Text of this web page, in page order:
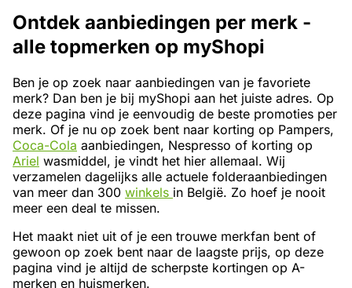
Ontdek aanbiedingen per merk -
alle topmerken op myShopi
Ben je op zoek naar aanbiedingen van je favoriete
merk? Dan ben je bij myShopi aan het juiste adres. Op
deze pagina vind je eenvoudig de beste promoties per
merk. Of je nu op zoek bent naar korting op Pampers,
Coca-Cola aanbiedingen, Nespresso of korting op
Ariel wasmiddel, je vindt het hier allemaal. Wij
verzamelen dagelijks alle actuele folderaanbiedingen
van meer dan 300 winkels in België. Zo hoef je nooit
meer een deal te missen.
Het maakt niet uit of je een trouwe merkfan bent of
gewoon op zoek bent naar de laagste prijs, op deze
pagina vind je altijd de scherpste kortingen op A-
merken en huismerken.